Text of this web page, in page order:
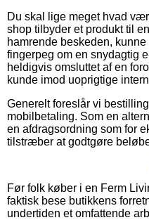
Du skal lige meget hvad
shop tilbyder et produkt til
hamrende beskeden,
fingerpeg om en snydagtig
heldigvis omsluttet af en
kunde imod uoprigtige
Generelt foreslår vi
mobilbetaling. Som en
en afdragsordning som for
tilstræber at godtgøre
Før folk køber i en Ferm
faktisk bese butikkens
undertiden et omfattende